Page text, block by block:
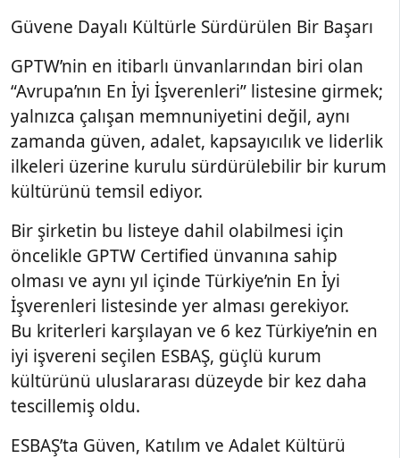
Güvene Dayalı Kültürle Sürdürülen Bir Başarı
GPTW’nin en itibarlı ünvanlarından biri olan
“Avrupa’nın En İyi İşverenleri” listesine girmek;
yalnızca çalışan memnuniyetini değil, aynı
zamanda güven, adalet, kapsayıcılık ve liderlik
ilkeleri üzerine kurulu sürdürülebilir bir kurum
kültürünü temsil ediyor.
Bir şirketin bu listeye dahil olabilmesi için
öncelikle GPTW Certified ünvanına sahip
olması ve aynı yıl içinde Türkiye’nin En İyi
İşverenleri listesinde yer alması gerekiyor.
Bu kriterleri karşılayan ve 6 kez Türkiye’nin en
iyi işvereni seçilen ESBAŞ, güçlü kurum
kültürünü uluslararası düzeyde bir kez daha
tescillemiş oldu.
ESBAŞ’ta Güven, Katılım ve Adalet Kültürü